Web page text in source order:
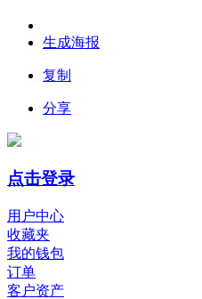
生成海报
复制
分享
点击登录
用户中心
收藏夹
我的钱包
订单
客户资产